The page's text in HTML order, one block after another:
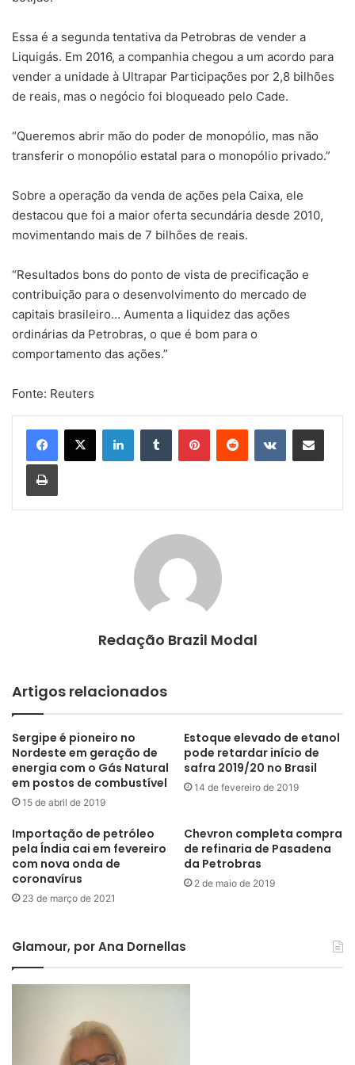
Essa é a segunda tentativa da Petrobras de vender a
Liquigás. Em 2016, a companhia chegou a um acordo para
vender a unidade à Ultrapar Participações por 2,8 bilhões
de reais, mas o negócio foi bloqueado pelo Cade.
“Queremos abrir mão do poder de monopólio, mas não
transferir o monopólio estatal para o monopólio privado.”
Sobre a operação da venda de ações pela Caixa, ele
destacou que foi a maior oferta secundária desde 2010,
movimentando mais de 7 bilhões de reais.
“Resultados bons do ponto de vista de precificação e
contribuição para o desenvolvimento do mercado de
capitais brasileiro… Aumenta a liquidez das ações
ordinárias da Petrobras, o que é bom para o
comportamento das ações.”
Fonte: Reuters
LinkedinTumblr PinterestReddit VK Compartilhar via e-mail
Imprimir
Redação Brazil Modal
Artigos relacionados
Sergipe é pioneiro no
Nordeste em geração de
energia com o Gás Natural
em postos de combustível
15 de abril de 2019
Estoque elevado de etanol
pode retardar início de
safra 2019/20 no Brasil
14 de fevereiro de 2019
Importação de petróleo
pela Índia cai em fevereiro
com nova onda de
coronavírus
23 de março de 2021
Chevron completa compra
de refinaria de Pasadena
da Petrobras
2 de maio de 2019
Glamour, por Ana Dornellas